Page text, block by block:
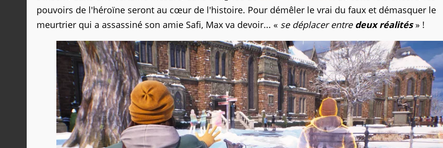
pouvoirs de l'héroïne seront au cœur de l'histoire. Pour démêler le vrai du faux et démasquer le
meurtrier qui a assassiné son amie Safi, Max va devoir... « se déplacer entre deux réalités » !